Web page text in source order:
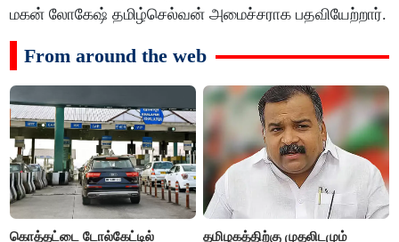
மகன் லோகேஷ் தமிழ்செல்வன் அமைச்சராக பதவியேற்றார்.
From around the web
கொத்தட்டை டோல்கேட்டில் தமிழகத்திற்கு முதலிடமும்